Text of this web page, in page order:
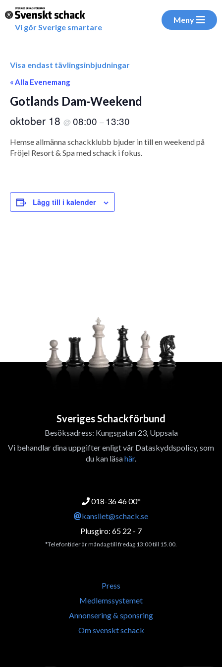
Vi gör Sverige smartare
Meny
Visa endast tävlingsinbjudningar
« Alla Evenemang
Gotlands Dam-Weekend
oktober 18 @ 08:00 – 13:30
Hemse allmänna schackklubb bjuder in till en weekend på
Fröjel Resort & Spa med schack i fokus.
Lägg till i kalender
Sveriges Schackförbund
Besöksadress: Kungsgatan 23, Uppsala
Vi behandlar dina uppgifter enligt vår Dataskyddspolicy, som
du kan läsahär.
018-36 46 00*
kansliet@schack.se
Plusgiro: 65 22 - 7
*Telefontider är måndag till fredag 13:00 till 15.00.
Press
Medlemssystemet
Annonsering & sponsring
Om svenskt schack